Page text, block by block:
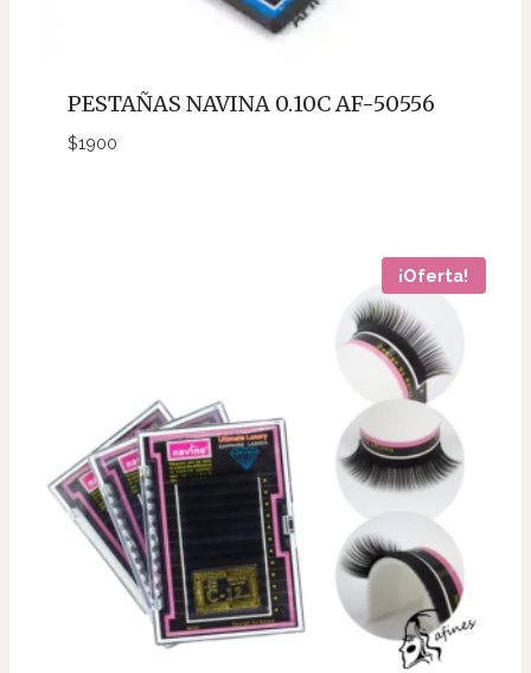
PESTAÑAS NAVINA 0.10C AF-50556
$1900
¡Oferta!